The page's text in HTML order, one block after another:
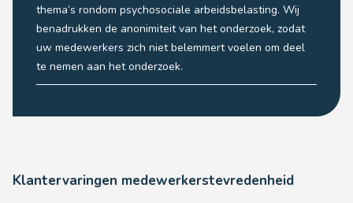
thema’s rondom psychosociale arbeidsbelasting. Wij
benadrukken de anonimiteit van het onderzoek, zodat
uw medewerkers zich niet belemmert voelen om deel
te nemen aan het onderzoek.
Klantervaringen medewerkerstevredenheid